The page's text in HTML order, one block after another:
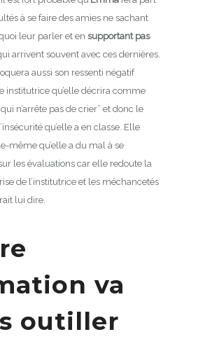
à se faire des amies ne sachant
leur parler et en supportant pas
arrivent souvent avec ces dernières.
aussi son ressenti négatif
institutrice qu’elle décrira comme
n’arrête pas de crier” et donc le
qu’elle a en classe. Elle
même qu’elle a du mal à se
les évaluations car elle redoute la
de l’institutrice et les méchancetés
lui dire.
va
outiller